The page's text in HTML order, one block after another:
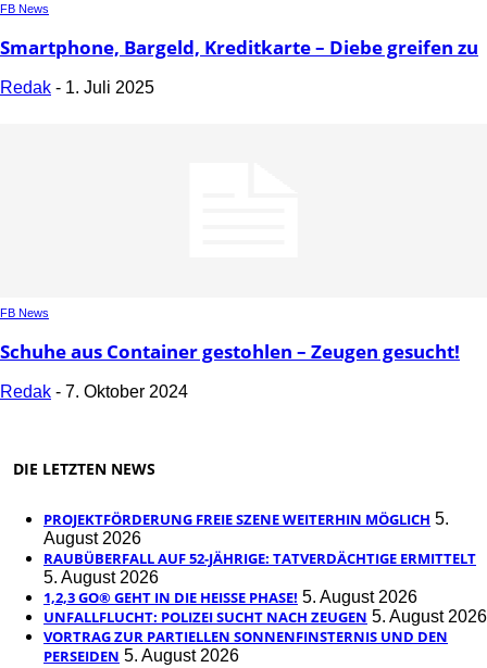
FB News
Smartphone, Bargeld, Kreditkarte – Diebe greifen zu
Redak - 1. Juli 2025
FB News
Schuhe aus Container gestohlen – Zeugen gesucht!
Redak - 7. Oktober 2024
DIE LETZTEN NEWS
PROJEKTFÖRDERUNG FREIE SZENE WEITERHIN MÖGLICH 5.
August 2026
RAUBÜBERFALL AUF 52-JÄHRIGE: TATVERDÄCHTIGE ERMITTELT
5. August 2026
1,2,3 GO® GEHT IN DIE HEISSE PHASE! 5. August 2026
UNFALLFLUCHT: POLIZEI SUCHT NACH ZEUGEN 5. August 2026
VORTRAG ZUR PARTIELLEN SONNENFINSTERNIS UND DEN
PERSEIDEN 5. August 2026